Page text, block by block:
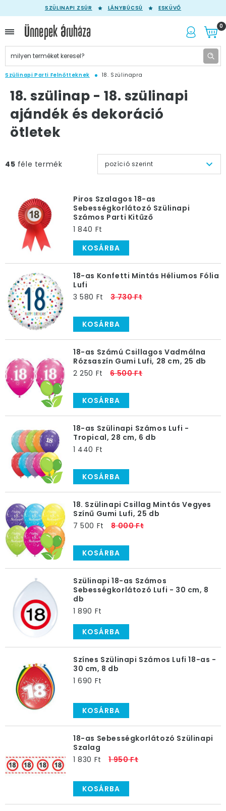
SZÜLINAPI ZSÚR LÁNYBÚCSÚ ESKÜVŐ
0
Szülinapi Parti Felnőtteknek 18. Szülinapra
18. szülinap - 18. szülinapi
ajándék és dekoráció
ötletek
45 féle termék pozíció szerint
Piros Szalagos 18-as
Sebességkorlátozó Szülinapi
Számos Parti Kitűző
1 840 Ft
KOSÁRBA
18-as Konfetti Mintás Héliumos Fólia
Lufi
3 580 Ft
3 730 Ft
KOSÁRBA
18-as Számú Csillagos Vadmálna
Rózsaszín Gumi Lufi, 28 cm, 25 db
2 250 Ft
6 500 Ft
KOSÁRBA
18-as Szülinapi Számos Lufi -
Tropical, 28 cm, 6 db
1 440 Ft
KOSÁRBA
18. Szülinapi Csillag Mintás Vegyes
Színű Gumi Lufi, 25 db
7 500 Ft
8 000 Ft
KOSÁRBA
Szülinapi 18-as Számos
Sebességkorlátozó Lufi - 30 cm, 8
db
1 890 Ft
KOSÁRBA
Színes Szülinapi Számos Lufi 18-as -
30 cm, 8 db
1 690 Ft
KOSÁRBA
18-as Sebességkorlátozó Szülinapi
Szalag
1 830 Ft
1 950 Ft
KOSÁRBA